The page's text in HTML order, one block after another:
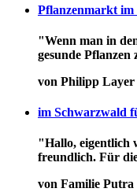
Pflanzenmarkt im
"Wenn man in
gesunde
von Philipp Layer
im Schwarzwald
"Hallo, eigentlich
freundlich. Für
von Familie Putra